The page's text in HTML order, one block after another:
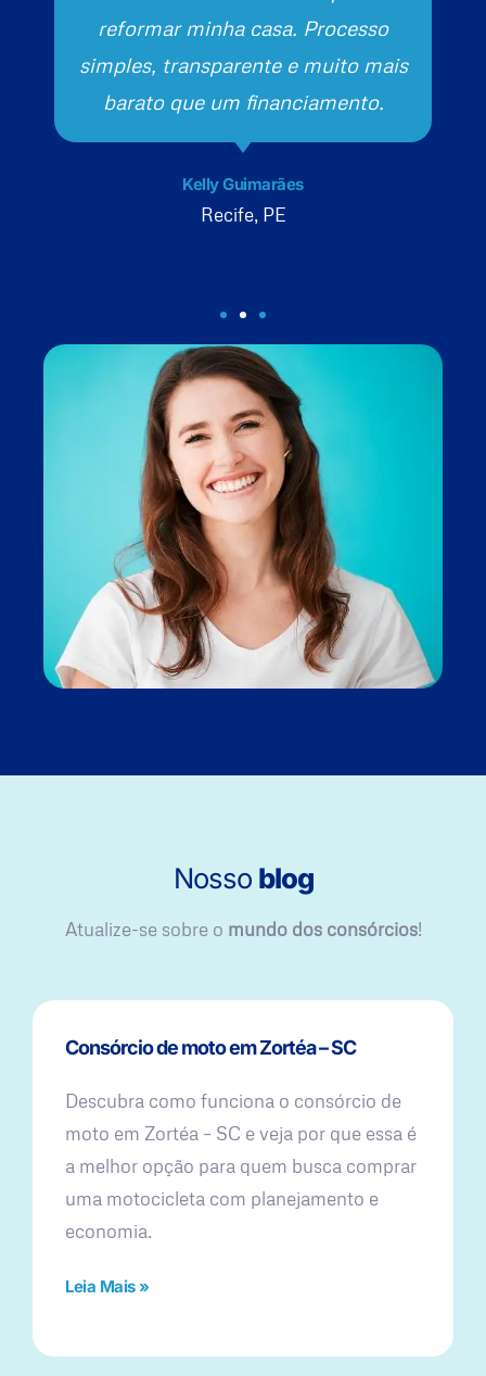
reformar minha casa. Processo
simples, transparente e muito mais
barato que um financiamento.
Kelly Guimarães
Recife, PE
Nosso blog
Atualize-se sobre o mundo dos consórcios!
Consórcio de moto em Zortéa – SC
Descubra como funciona o consórcio de
moto em Zortéa – SC e veja por que essa é
a melhor opção para quem busca comprar
uma motocicleta com planejamento e
economia.
Leia Mais »